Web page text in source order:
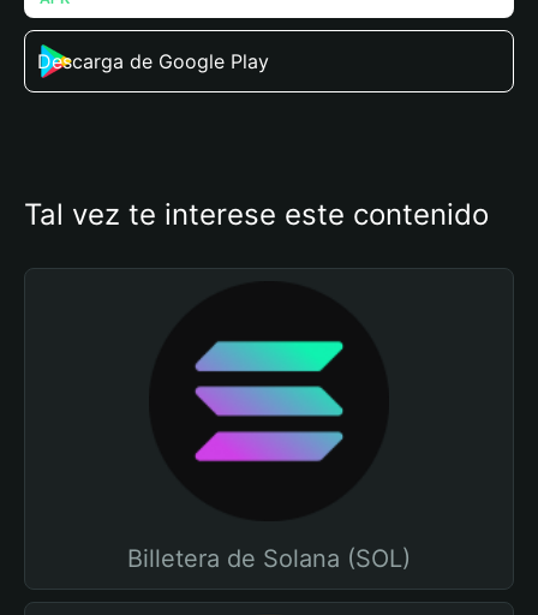
Descarga de Google Play
Tal vez te interese este contenido
Billetera de Solana (SOL)